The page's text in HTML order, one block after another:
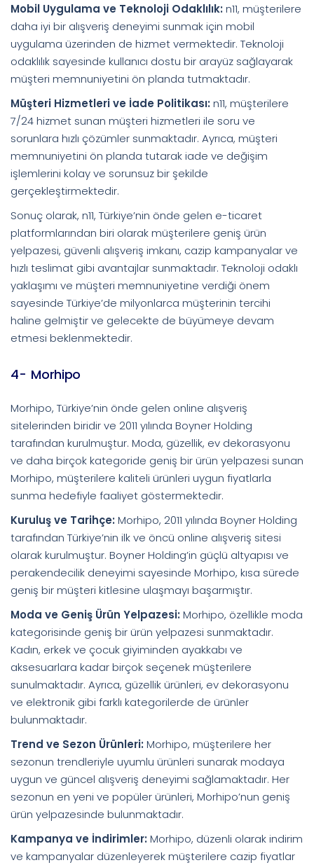
Mobil Uygulama ve Teknoloji Odaklılık: n11, müşterilere
daha iyi bir alışveriş deneyimi sunmak için mobil
uygulama üzerinden de hizmet vermektedir. Teknoloji
odaklılık sayesinde kullanıcı dostu bir arayüz sağlayarak
müşteri memnuniyetini ön planda tutmaktadır.
Müşteri Hizmetleri ve İade Politikası: n11, müşterilere
7/24 hizmet sunan müşteri hizmetleri ile soru ve
sorunlara hızlı çözümler sunmaktadır. Ayrıca, müşteri
memnuniyetini ön planda tutarak iade ve değişim
işlemlerini kolay ve sorunsuz bir şekilde
gerçekleştirmektedir.
Sonuç olarak, n11, Türkiye’nin önde gelen e-ticaret
platformlarından biri olarak müşterilere geniş ürün
yelpazesi, güvenli alışveriş imkanı, cazip kampanyalar ve
hızlı teslimat gibi avantajlar sunmaktadır. Teknoloji odaklı
yaklaşımı ve müşteri memnuniyetine verdiği önem
sayesinde Türkiye’de milyonlarca müşterinin tercihi
haline gelmiştir ve gelecekte de büyümeye devam
etmesi beklenmektedir.
4- Morhipo
Morhipo, Türkiye’nin önde gelen online alışveriş
sitelerinden biridir ve 2011 yılında Boyner Holding
tarafından kurulmuştur. Moda, güzellik, ev dekorasyonu
ve daha birçok kategoride geniş bir ürün yelpazesi sunan
Morhipo, müşterilere kaliteli ürünleri uygun fiyatlarla
sunma hedefiyle faaliyet göstermektedir.
Kuruluş ve Tarihçe: Morhipo, 2011 yılında Boyner Holding
tarafından Türkiye’nin ilk ve öncü online alışveriş sitesi
olarak kurulmuştur. Boyner Holding’in güçlü altyapısı ve
perakendecilik deneyimi sayesinde Morhipo, kısa sürede
geniş bir müşteri kitlesine ulaşmayı başarmıştır.
Moda ve Geniş Ürün Yelpazesi: Morhipo, özellikle moda
kategorisinde geniş bir ürün yelpazesi sunmaktadır.
Kadın, erkek ve çocuk giyiminden ayakkabı ve
aksesuarlara kadar birçok seçenek müşterilere
sunulmaktadır. Ayrıca, güzellik ürünleri, ev dekorasyonu
ve elektronik gibi farklı kategorilerde de ürünler
bulunmaktadır.
Trend ve Sezon Ürünleri: Morhipo, müşterilere her
sezonun trendleriyle uyumlu ürünleri sunarak modaya
uygun ve güncel alışveriş deneyimi sağlamaktadır. Her
sezonun en yeni ve popüler ürünleri, Morhipo’nun geniş
ürün yelpazesinde bulunmaktadır.
Kampanya ve İndirimler: Morhipo, düzenli olarak indirim
ve kampanyalar düzenleyerek müşterilere cazip fiyatlar